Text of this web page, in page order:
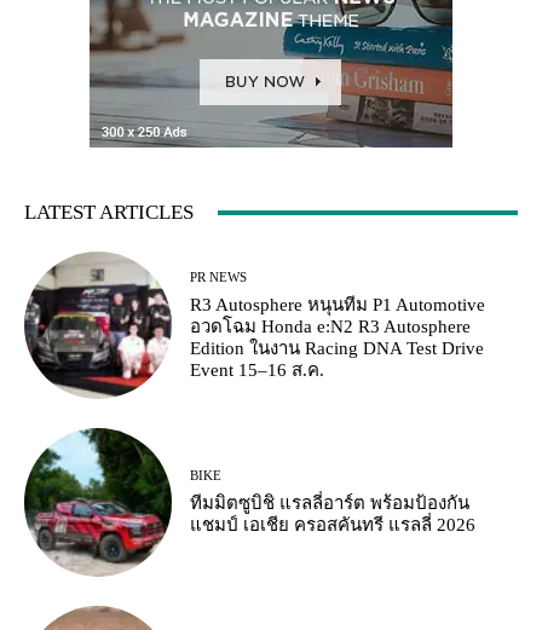
LATEST ARTICLES
PR NEWS
R3 Autosphere หนุนทีม P1 Automotive
อวดโฉม Honda e:N2 R3 Autosphere
Edition ในงาน Racing DNA Test Drive
Event 15–16 ส.ค.
BIKE
ทีมมิตซูบิชิ แรลลี่อาร์ต พร้อมป้องกัน
แชมป์ เอเชีย ครอสคันทรี แรลลี่ 2026